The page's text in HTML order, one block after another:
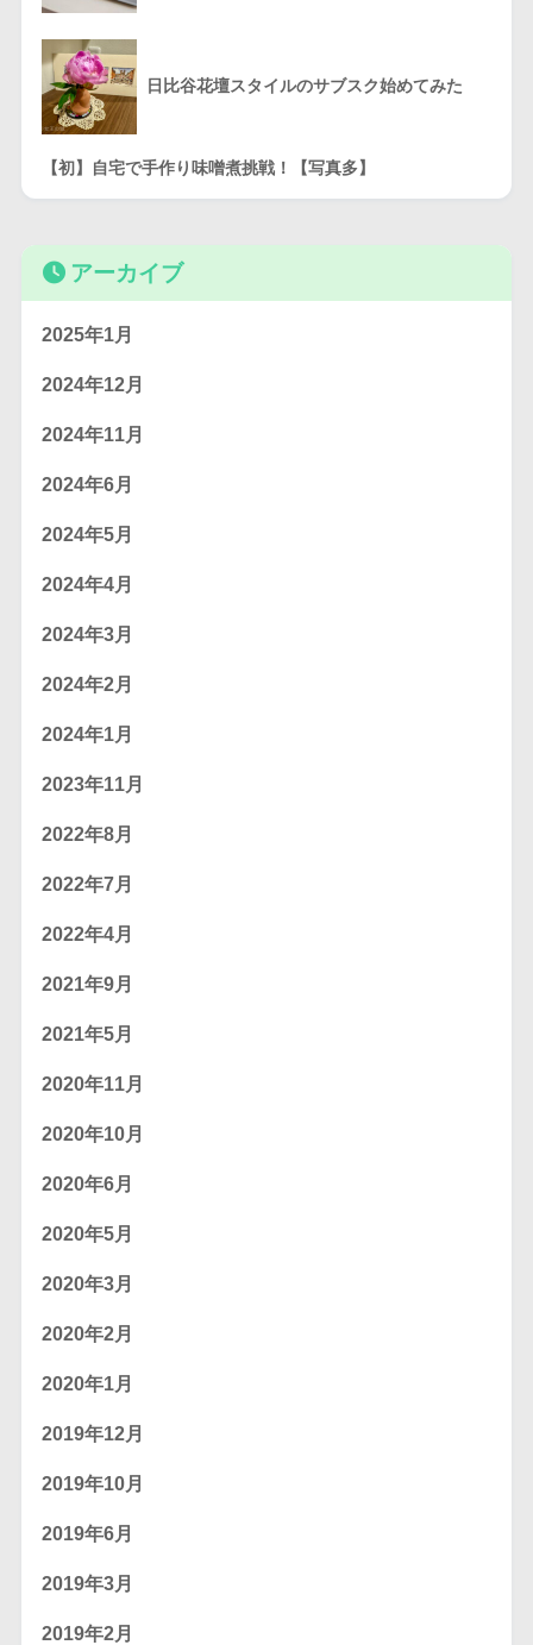
日比谷花壇スタイルのサブスク始めてみた
【初】自宅で手作り味噌煮挑戦！【写真多】
アーカイブ
2025年1月
2024年12月
2024年11月
2024年6月
2024年5月
2024年4月
2024年3月
2024年2月
2024年1月
2023年11月
2022年8月
2022年7月
2022年4月
2021年9月
2021年5月
2020年11月
2020年10月
2020年6月
2020年5月
2020年3月
2020年2月
2020年1月
2019年12月
2019年10月
2019年6月
2019年3月
2019年2月